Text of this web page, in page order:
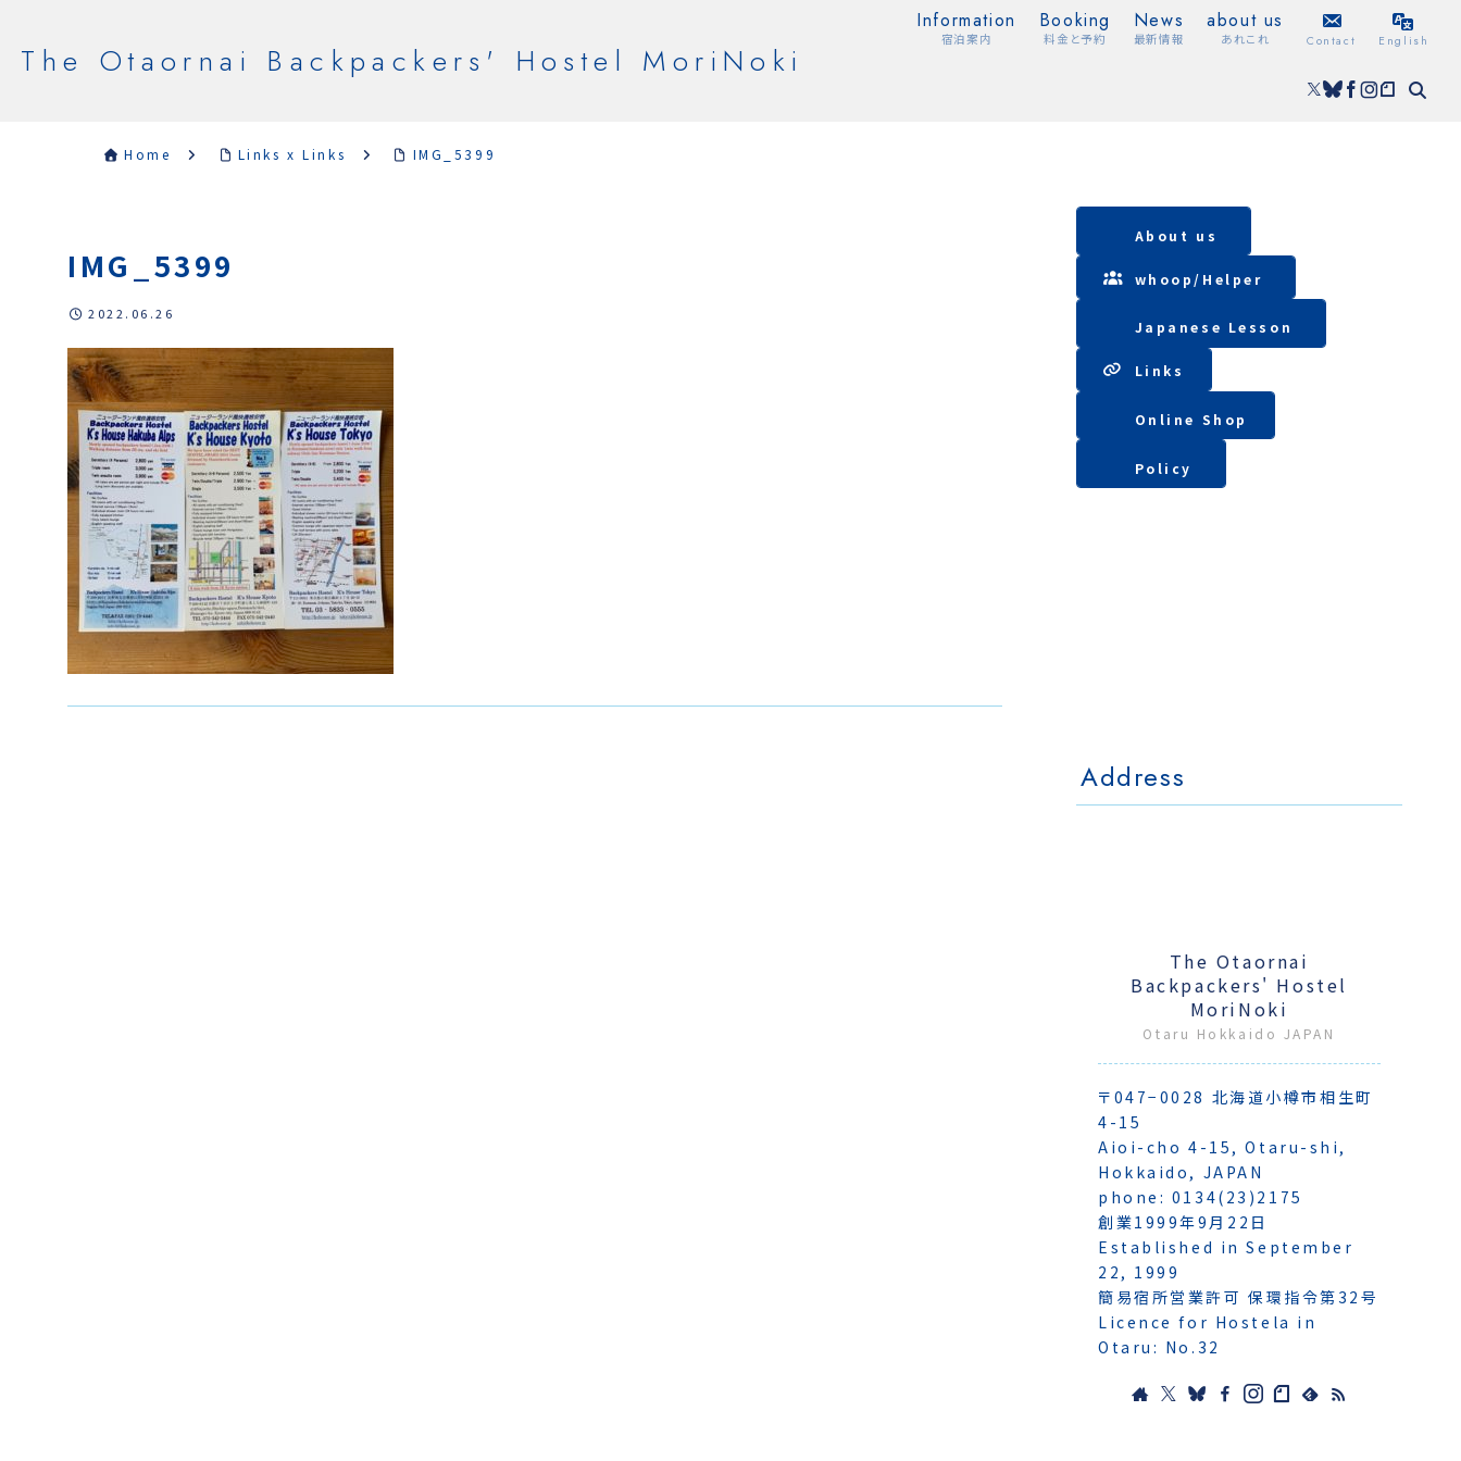
The Otaornai Backpackers' Hostel MoriNoki
Information
宿泊案内
Booking
料金と予約
News
最新情報
about us
あれこれ Contact English
Home Links x Links IMG_5399
IMG_5399
2022.06.26
About us
whoop/ Helper
Japanese Lesson
Lin ks
Online Shop
Policy
Address
The Otaornai
Backpackers' Hostel
MoriNoki
Otaru Hokkaido JAPAN
〒047−0028 北海道小樽市相生町
4-15
Aioi-cho 4-15, Otaru-shi,
Hokkaido, JAPAN
phone: 0134(23)2175
創業1999年9月22日
Established in September
22, 1999
簡易宿所営業許可 保環指令第32号
Licence for Hostela in
Otaru: No.32